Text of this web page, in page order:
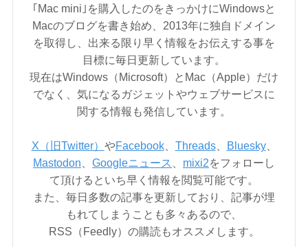
｢Mac mini｣を購入したのをきっかけにWindowsと
Macのブログを書き始め、2013年に独自ドメイン
を取得し、出来る限り早く情報をお伝えする事を
目標に毎日更新しています。
現在はWindows（Microsoft）とMac（Apple）だけ
でなく、気になるガジェットやウェブサービスに
関する情報も発信しています。
X（旧Twitter） やFacebook、 Threads、 Bluesky、
Mastodon
Googleニュース mixi2をフォローし
て頂けるといち早く情報を閲覧可能です。
また、毎日多数の記事を更新しており、記事が埋
もれてしまうことも多々あるので、
RSS（Feedly）の購読もオススメします。